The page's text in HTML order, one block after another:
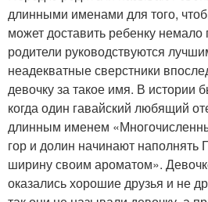
длинными именами для того,
может доставить ребенку
родители руководствуются
неадекватные сверстники
девочку за такое имя. В истории
когда один гавайский любящий
длинным именем
гор и долин начинают наполнять
ширину своим ароматом».
оказались хорошие друзья и не